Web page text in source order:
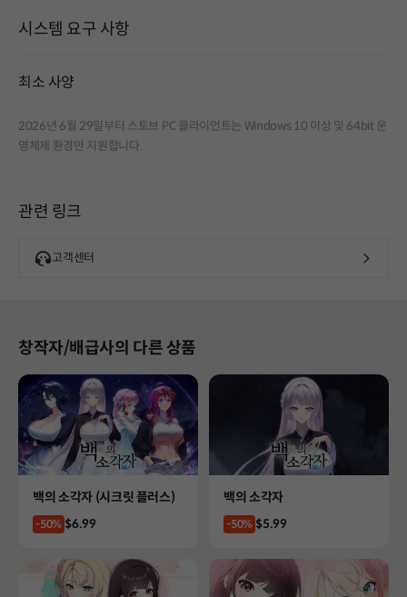
시스템 요구 사항
최소 사양
2026년 6월 29일부터 스토브 PC 클라이언트는 Windows 10 이상 및 64bit 운
영체제 환경만 지원합니다.
관련 링크
고객센터
창작자/배급사의 다른 상품
Product
백의 소각자 (시크릿 플러스)
-50% Price
$6.99
Product
백의 소각자
-50% Price
$5.99